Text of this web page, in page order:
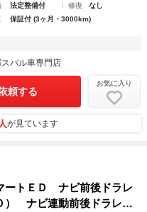
法定整備付 修復
なし
保証付 (3ヶ月・3000km)
バル車専門店
頼する
お気に入り
が見ています
ートＥＤ ナビ前後ドラレ
） ナビ連動前後ドラレ